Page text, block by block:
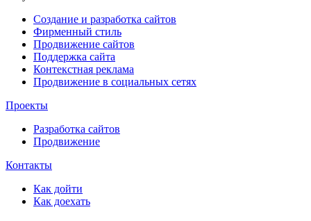
Создание и разработка сайтов
Фирменный стиль
Продвижение сайтов
Поддержка сайта
Контекстная реклама
Продвижение в социальных сетях
Проекты
Разработка сайтов
Продвижение
Контакты
Как дойти
Как доехать